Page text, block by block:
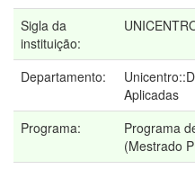
Sigla da
instituição:
Departamento:
Aplicadas
Programa:
Programa
(Mestrado